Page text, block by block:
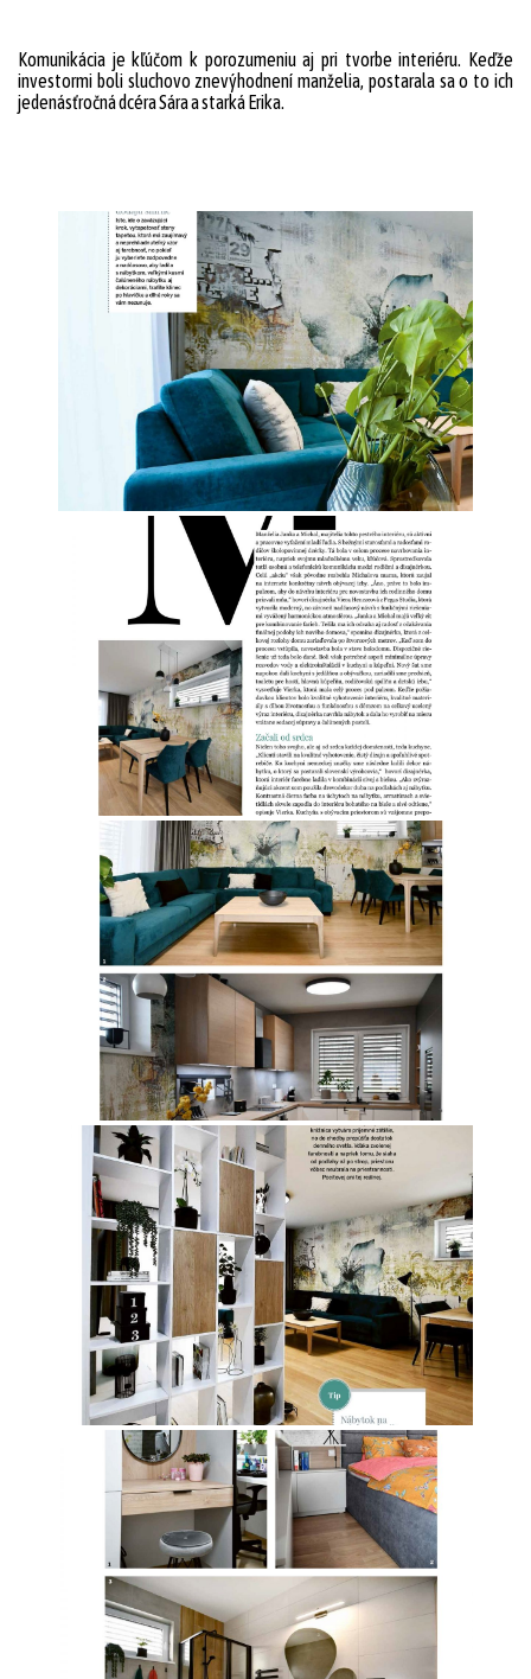
Komunikácia je kľúčom k porozumeniu aj pri tvorbe interiéru. Keďže
investormi boli sluchovo znevýhodnení manželia, postarala sa o to ich
jedenásťročná dcéra Sára a starká Erika.